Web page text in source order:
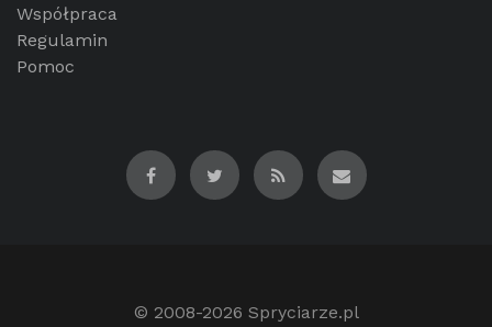
Współpraca
Regulamin
Pomoc
© 2008-2026 Spryciarze.pl